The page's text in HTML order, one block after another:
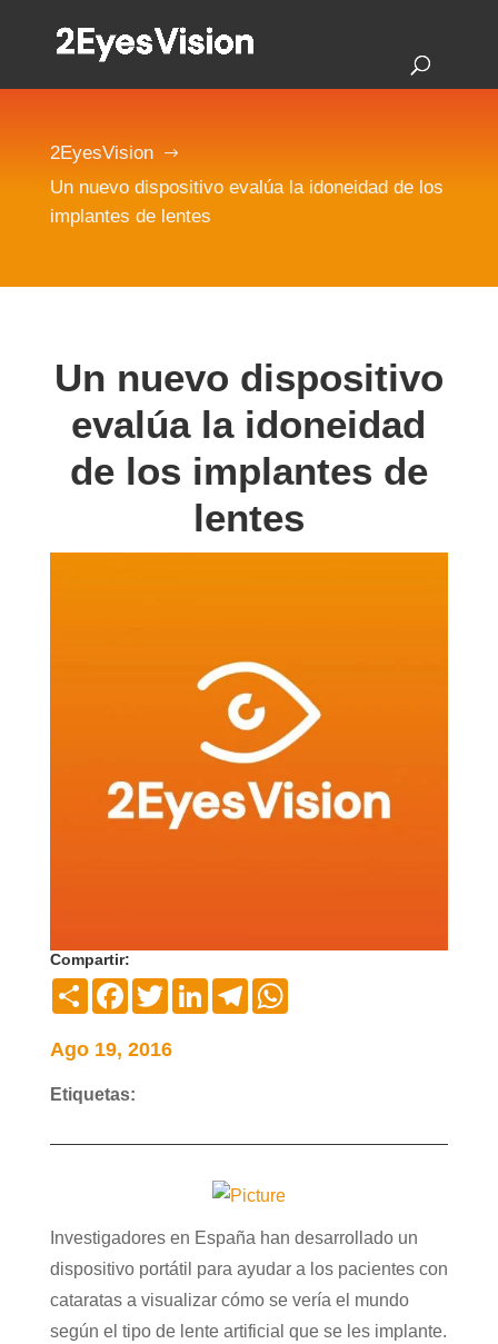
2EyesVision $
Un nuevo dispositivo evalúa la idoneidad de los
implantes de lentes
Un nuevo dispositivo
evalúa la idoneidad
de los implantes de
lentes
Compartir:
CompartirFacebook
TwitterLinkedInTelegramWhatsApp
Ago 19, 2016
Etiquetas:
Investigadores en España han desarrollado un
dispositivo portátil para ayudar a los pacientes con
cataratas a visualizar cómo se vería el mundo
según el tipo de lente artificial que se les implante.